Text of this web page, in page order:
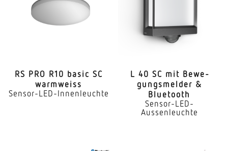
RS PRO R10 basic SC
warmweiss
Sensor-LED-Innenleuchte
L 40 SC mit Bewe­
gungs­melder &
Bluetooth
Sensor-LED-
Aussenleuchte